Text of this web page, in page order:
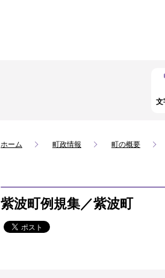
文
ホーム 町政情報 町の概要
紫波町例規集／紫波町